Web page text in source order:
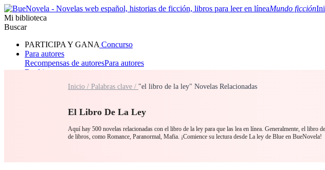
Mundo ficción
Mi biblioteca
Buscar
PARTICIPA Y GANA Concurso
Para autores
Recompensas de autoresPara autores
Ranking
Romance Hombre loboMafiaSistema
Inicio / Palabras clave / "el libro de la ley" Novelas Relacionadas
El Libro De La Ley
Aquí hay 500 novelas relacionadas con el libro de la ley para que las lea en línea. Generalmente, el libro
de libros, como Romance, Paranormal, Mafia. ¡Comience su lectura desde La ley de Blue en BueNovela!